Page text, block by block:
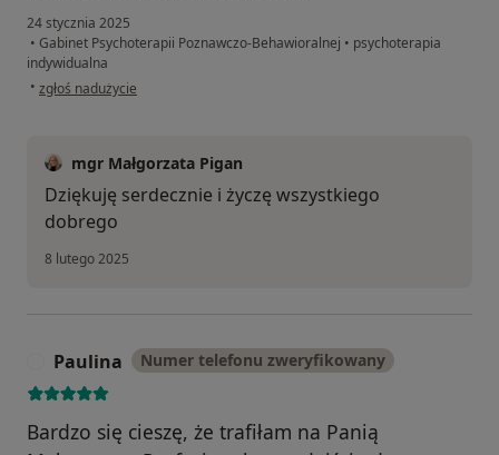
24 stycznia 2025
• Gabinet Psychoterapii Poznawczo-Behawioralnej • psychoterapia
indywidualna
• w opinii użytkownika Magdalena
zgłoś nadużycie
mgr Małgorzata Pigan
Dziękuję serdecznie i życzę wszystkiego
dobrego
8 lutego 2025
Paulina Numer telefonu zweryfikowany
Bardzo się cieszę, że trafiłam na Panią